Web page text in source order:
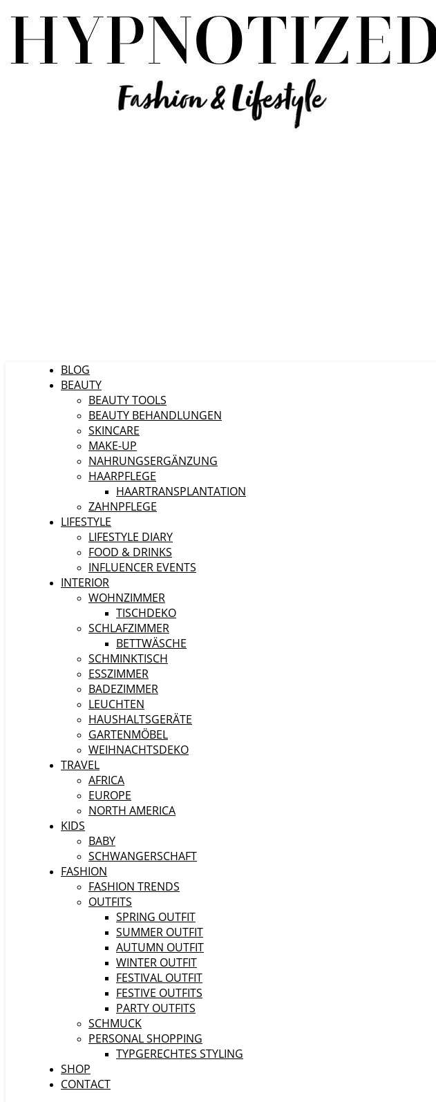
BLOG
BEAUTY
BEAUTY TOOLS
BEAUTY BEHANDLUNGEN
SKINCARE
MAKE-UP
NAHRUNGSERGÄNZUNG
HAARPFLEGE
HAARTRANSPLANTATION
ZAHNPFLEGE
LIFESTYLE
LIFESTYLE DIARY
FOOD & DRINKS
INFLUENCER EVENTS
INTERIOR
WOHNZIMMER
TISCHDEKO
SCHLAFZIMMER
BETTWÄSCHE
SCHMINKTISCH
ESSZIMMER
BADEZIMMER
LEUCHTEN
HAUSHALTSGERÄTE
GARTENMÖBEL
WEIHNACHTSDEKO
TRAVEL
AFRICA
EUROPE
NORTH AMERICA
KIDS
BABY
SCHWANGERSCHAFT
FASHION
FASHION TRENDS
OUTFITS
SPRING OUTFIT
SUMMER OUTFIT
AUTUMN OUTFIT
WINTER OUTFIT
FESTIVAL OUTFIT
FESTIVE OUTFITS
PARTY OUTFITS
SCHMUCK
PERSONAL SHOPPING
TYPGERECHTES STYLING
SHOP
CONTACT